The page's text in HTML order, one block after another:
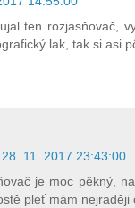
ten rozjasňovač,
lak, tak si asi
28. 11. 2017 23:43:00
je moc pěkný,
pleť mám nejraději